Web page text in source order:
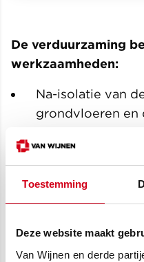
Toestemming
Deze website maakt
Van Wijnen en derde
De verduurzaming
werkzaamheden:
Na-isolatie van
grondvloeren en
Vervanging van
HR++glas,
geïsoleerde